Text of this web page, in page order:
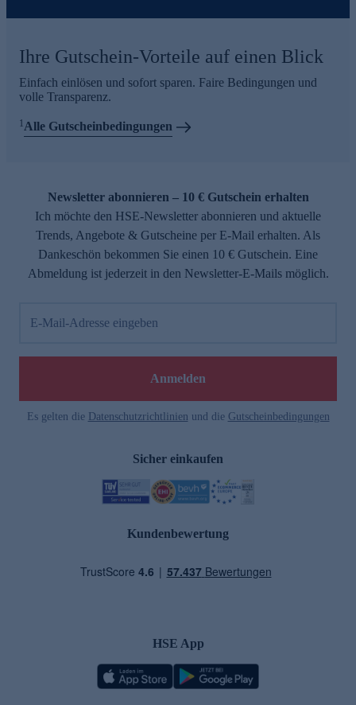
Ihre Gutschein-Vorteile auf einen Blick
Einfach einlösen und sofort sparen. Faire Bedingungen und
volle Transparenz.
1Alle Gutscheinbedingungen
Newsletter abonnieren – 10 € Gutschein erhalten
Ich möchte den HSE-Newsletter abonnieren und aktuelle
Trends, Angebote & Gutscheine per E-Mail erhalten. Als
Dankeschön bekommen Sie einen 10 € Gutschein. Eine
Abmeldung ist jederzeit in den Newsletter-E-Mails möglich.
E-Mail-Adresse eingeben
Anmelden
Es gelten die Datenschutzrichtlinien und die Gutscheinbedingungen
Sicher einkaufen
Kundenbewertung
HSE App